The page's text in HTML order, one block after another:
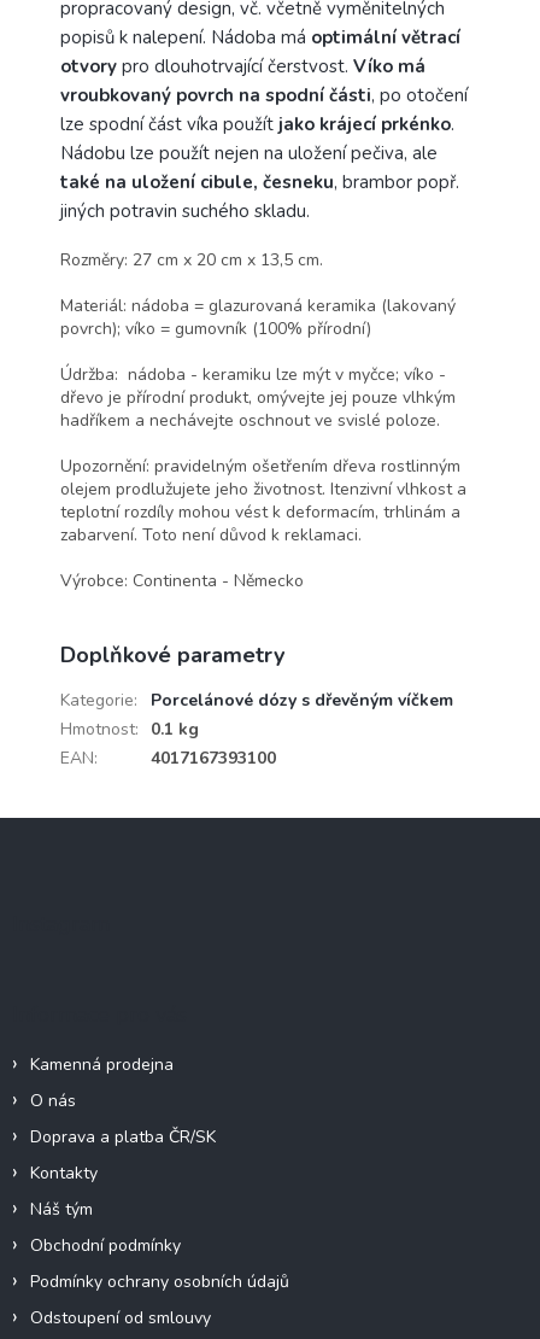
propracovaný design, vč. včetně vyměnitelných
popisů k nalepení. Nádoba má optimální větrací
otvory pro dlouhotrvající čerstvost. Víko má
vroubkovaný povrch na spodní části, po otočení
lze spodní část víka použít jako krájecí prkénko.
Nádobu lze použít nejen na uložení pečiva, ale
také na uložení cibule, česneku, brambor popř.
jiných potravin suchého skladu.
Rozměry: 27 cm x 20 cm x 13,5 cm.
Materiál: nádoba = glazurovaná keramika (lakovaný
povrch); víko = gumovník (100% přírodní)
Údržba: nádoba - keramiku lze mýt v myčce; víko -
dřevo je přírodní produkt, omývejte jej pouze vlhkým
hadříkem a nechávejte oschnout ve svislé poloze.
Upozornění: pravidelným ošetřením dřeva rostlinným
olejem prodlužujete jeho životnost. Itenzivní vlhkost a
teplotní rozdíly mohou vést k deformacím, trhlinám a
zabarvení. Toto není důvod k reklamaci.
Výrobce: Continenta - Německo
Doplňkové parametry
Kategorie:
Porcelánové dózy s dřevěným víčkem
Hmotnost:
0.1 kg
EAN: 4017167393100
Z
Kamenná prodejna
O nás
Doprava a platba ČR/SK
Kontakty
Náš tým
Obchodní podmínky
Podmínky ochrany osobních údajů
Odstoupení od smlouvy